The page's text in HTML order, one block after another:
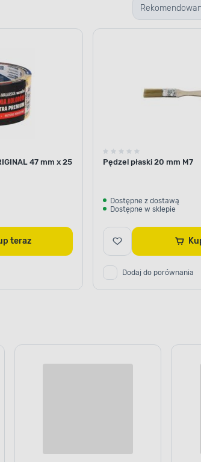
podkreślając ich
na malowanym
Dzięki temu
powierzchni zostaną
47 mm x 25
Kup teraz
Pędzel płaski 20 mm M7
Dostępne z dostawą
Dostępne w sklepie
Dodaj do porównania